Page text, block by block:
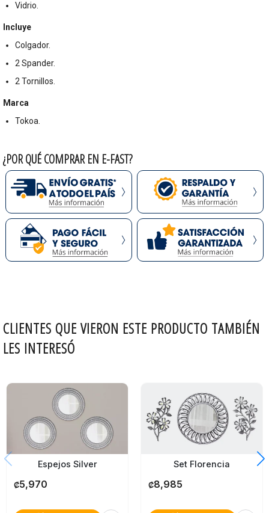
Vidrio.
Incluye
Colgador.
2 Spander.
2 Tornillos.
Marca
Tokoa.
¿POR QUÉ COMPRAR EN E-FAST?
CLIENTES QUE VIERON ESTE PRODUCTO TAMBIÉN
LES INTERESÓ
Espejos Silver
₡5,970
Set Florencia
₡8,985